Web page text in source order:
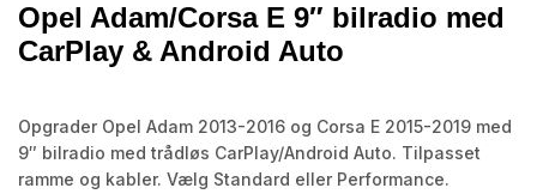
Opel Adam/Corsa E 9″ bilradio med
CarPlay & Android Auto
Opgrader Opel Adam 2013-2016 og Corsa E 2015-2019 med
9″ bilradio med trådløs CarPlay/Android Auto. Tilpasset
ramme og kabler. Vælg Standard eller Performance.